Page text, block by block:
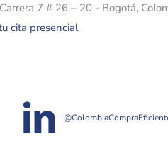
7 # 26 – 20 - Bogotá,
cita presencial